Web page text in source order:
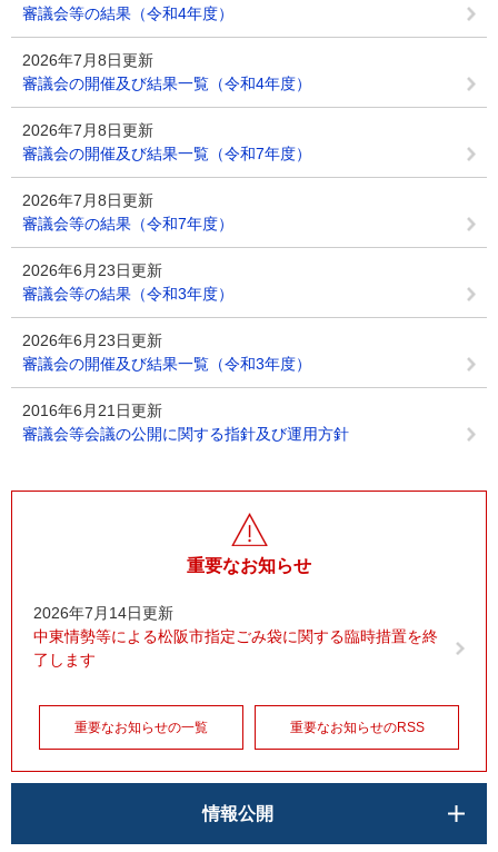
審議会等の結果（令和4年度）
2026年7月8日更新
審議会の開催及び結果一覧（令和4年度）
2026年7月8日更新
審議会の開催及び結果一覧（令和7年度）
2026年7月8日更新
審議会等の結果（令和7年度）
2026年6月23日更新
審議会等の結果（令和3年度）
2026年6月23日更新
審議会の開催及び結果一覧（令和3年度）
2016年6月21日更新
審議会等会議の公開に関する指針及び運用方針
重要なお知らせ
2026年7月14日更新
中東情勢等による松阪市指定ごみ袋に関する臨時措置を終
了します
重要なお知らせの一覧 重要なお知らせのRSS
情報公開